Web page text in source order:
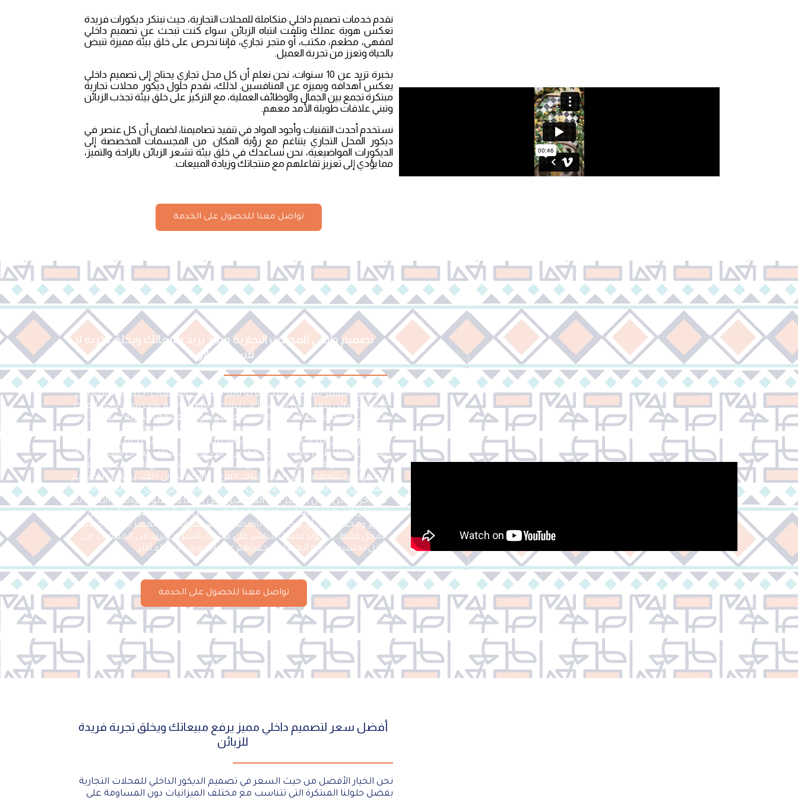
نقدم خدمات تصميم داخلي متكاملة للمحلات التجارية، حيث نبتكر ديكورات فريدة
تعكس هوية عملك وتلفت انتباه الزبائن. سواء كنت تبحث عن تصميم داخلي
لمقهى، مطعم، مكتب، أو متجر تجاري، فإننا نحرص على خلق بيئة مميزة تنبض
بالحياة وتعزز من تجربة العميل.
بخبرة تزيد عن 10 سنوات، نحن نعلم أن كل محل تجاري يحتاج إلى تصميم داخلي
يعكس أهدافه ويميزه عن المنافسين. لذلك، نقدم حلول ديكور محلات تجارية
مبتكرة تجمع بين الجمال والوظائف العملية، مع التركيز على خلق بيئة تجذب الزبائن
وتبني علاقات طويلة الأمد معهم.
نستخدم أحدث التقنيات وأجود المواد في تنفيذ تصاميمنا، لضمان أن كل عنصر في
ديكور المحل التجاري يتناغم مع رؤية المكان. من المجسمات المخصصة إلى
الديكورات المواضيعية، نحن نساعدك في خلق بيئة تشعر الزبائن بالراحة والتميز،
مما يؤدي إلى تعزيز تفاعلهم مع منتجاتك وزيادة المبيعات.
تواصل معنا للحصول على الخدمة
تصميم داخلي للمحلات التجارية مميز يزيد مبيعاتك ويخلق تجربة لا
تُنسى للزبائن
التصميم المميز للمحلات التجارية له تأثير كبير على المبيعات، حيث أن البيئة التي
تحيط بالزبائن تلعب دوراً أساسياً في تشكيل انطباعاتهم وتجربتهم داخل المتجر.
عندما يكون التصميم الداخلي مميزًا ويعكس هوية العلامة التجارية بشكل جذاب،
يساهم في جذب الزبائن وزيادة تفاعلهم مع المنتجات والخدمات المعروضة.
تصميم المحل التجاري بشكل مبتكر يوفر بيئة مريحة وممتعة تجعل الزبائن
يقضون وقتًا أطول داخل المتجر، مما يزيد من فرص الشراء. كما أن التصميم الجيد
يعزز من سهولة التنقل داخل المحل، مما يساعد العملاء في العثور على المنتجات
بسهولة ويشجعهم على استكشاف المزيد. بالإضافة إلى ذلك، يساعد التصميم
المميز في خلق تجربة فريدة تظل في ذاكرة العملاء، ما يزيد من احتمالية عودتهم
مرة أخرى. من خلال التركيز على التفاصيل مثل الإضاءة، الألوان، واختيار الأثاث، يمكن
أن يخلق المحل جوًا يعكس احترافية عالية ويجعل الزبائن يشعرون بأنهم في مكان
مميز ومختلف عن أي مكان آخر. باختصار، التصميم الداخلي المميز لا يعزز جمالية
المحل فقط، بل يؤثر بشكل مباشر على سلوك الشراء ويزيد من المبيعات من
خلال تحسين تجربة العميل وتحفيزهم على العودة والشراء أكثر.
تواصل معنا للحصول على الخدمة
أفضل سعر لتصميم داخلي مميز يرفع مبيعاتك ويخلق تجربة فريدة
للزبائن
نحن الخيار الأفضل من حيث السعر في تصميم الديكور الداخلي للمحلات التجارية
بفضل حلولنا المبتكرة التي تتناسب مع مختلف الميزانيات دون المساومة على